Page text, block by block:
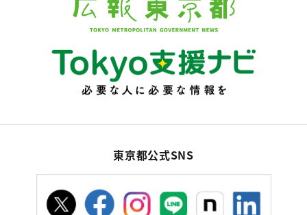
東京都公式SNS